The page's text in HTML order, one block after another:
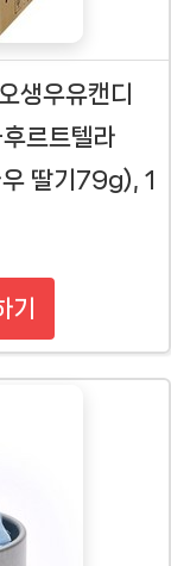
생우유캔디
르트텔라
딸기79g), 1